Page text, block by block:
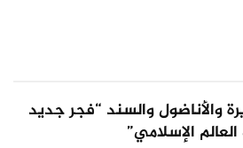
والأناضول والسند “فجر جديد
الإسلامي”